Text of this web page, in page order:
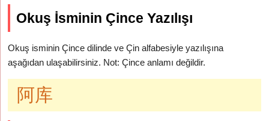
Okuş İsminin Çince Yazılışı
Okuş isminin Çince dilinde ve Çin alfabesiyle yazılışına
aşağıdan ulaşabilirsiniz. Not: Çince anlamı değildir.
阿库